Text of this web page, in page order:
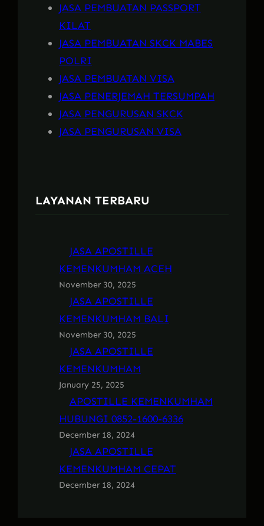
JASA PEMBUATAN PASSPORT
KILAT
JASA PEMBUATAN SKCK MABES
POLRI
JASA PEMBUATAN VISA
JASA PENERJEMAH TERSUMPAH
JASA PENGURUSAN SKCK
JASA PENGURUSAN VISA
LAYANAN TERBARU
JASA APOSTILLE
KEMENKUMHAM ACEH
November 30, 2025
JASA APOSTILLE
KEMENKUMHAM BALI
November 30, 2025
JASA APOSTILLE
KEMENKUMHAM
January 25, 2025
APOSTILLE KEMENKUMHAM
HUBUNGI 0852-1600-6336
December 18, 2024
JASA APOSTILLE
KEMENKUMHAM CEPAT
December 18, 2024